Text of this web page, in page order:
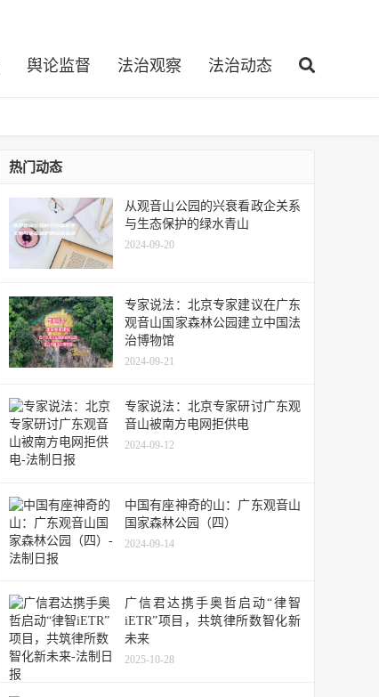
舆论监督 法治观察 法治动态
热门动态
从观音山公园的兴衰看政企关系
与生态保护的绿水青山
2024-09-20
专家说法：北京专家建议在广东
观音山国家森林公园建立中国法
治博物馆
2024-09-21
专家说法：北京专家研讨广东观
音山被南方电网拒供电
2024-09-12
中国有座神奇的山：广东观音山
国家森林公园（四）
2024-09-14
广信君达携手奥哲启动“律智
iETR”项目，共筑律所数智化新
未来
2025-10-28